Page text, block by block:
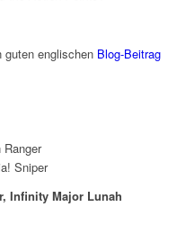
guten englischen Blog-Beitrag
Infinity Major Lunah